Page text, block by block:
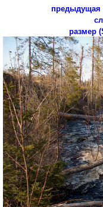
предыдущая
размер